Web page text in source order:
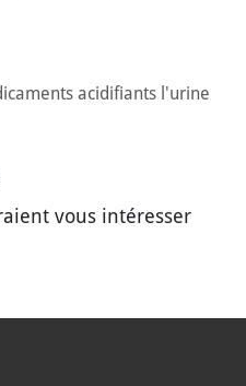
acidifiants l'urine
vous intéresser